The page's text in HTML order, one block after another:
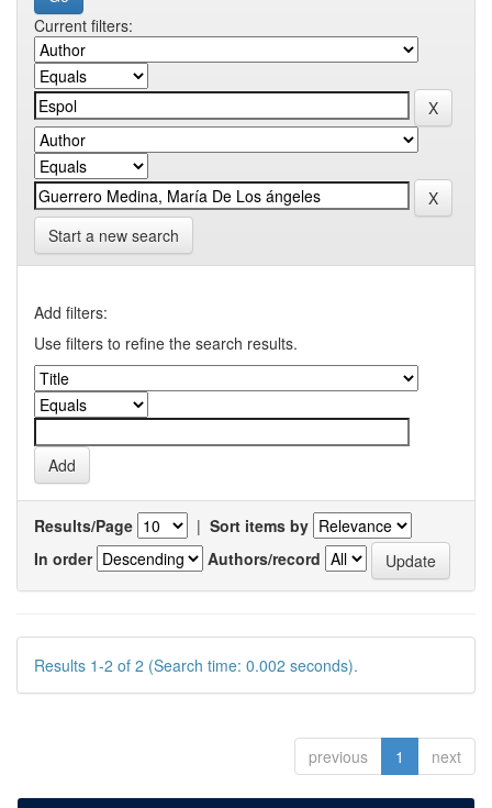
Current filters:
Start a new search
Add filters:
Use filters to refine the search results.
Results/Page | Sort items by
In order
Authors/record
Results 1-2 of 2 (Search time: 0.002 seconds).
previous 1 next